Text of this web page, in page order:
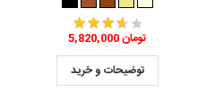
5,820,000 تومان
توضیحات و خرید